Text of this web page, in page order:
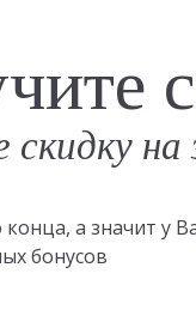
скидку
а значит у
бонусов